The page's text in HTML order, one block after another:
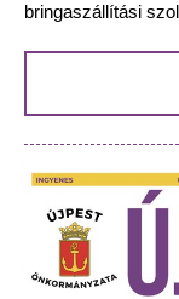
bringaszállítási